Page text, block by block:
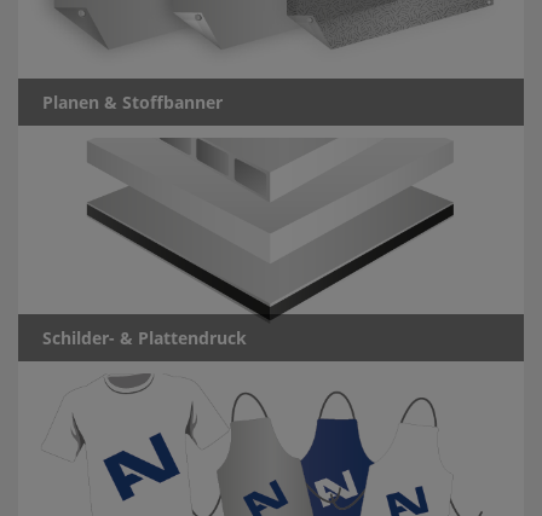
Planen & Stoffbanner
Schilder- & Plattendruck